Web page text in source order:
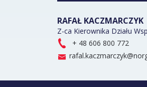
RAFAŁ KACZMARCZYK
Z-ca Kierownika Działu
+ 48 606 800 772